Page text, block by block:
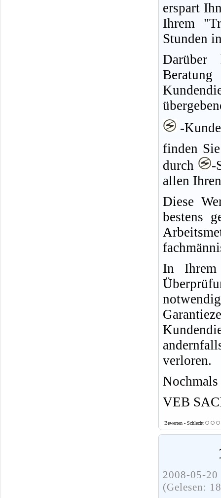
erspart
Ihrem
Stunden
Darüber
-
finden
durch
-
allen
Diese
bestens
In Ihrem
verloren.
VEB
Bewerten - Schlecht
2008-05-
(Gelesen: